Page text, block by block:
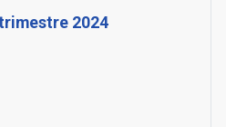
2024